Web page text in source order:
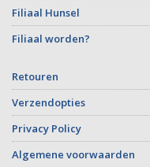
Filiaal Hunsel
Filiaal worden?
Retouren
Verzendopties
Privacy Policy
Algemene voorwaarden